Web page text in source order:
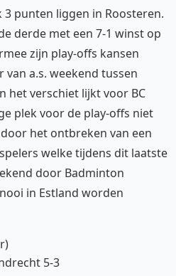
3 punten liggen in Roosteren.
derde met een 7-1 winst op
zijn play-offs kansen
a.s. weekend tussen
het verschiet lijkt voor BC
plek voor de play-offs niet
het ontbreken van een
welke tijdens dit laatste
door Badminton
in Estland worden
5-3